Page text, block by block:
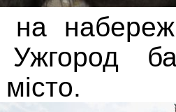
Ужгород
місто.